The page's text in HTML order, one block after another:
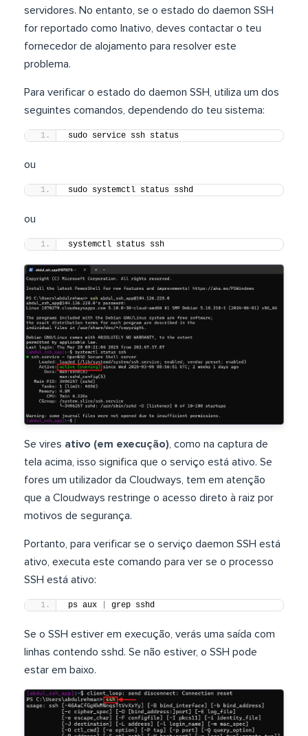
servidores. No entanto, se o estado do daemon SSH
for reportado como Inativo, deves contactar o teu
fornecedor de alojamento para resolver este
problema.
Para verificar o estado do daemon SSH, utiliza um dos
seguintes comandos, dependendo do teu sistema:
sudo service ssh status
ou
sudo systemctl status sshd
ou
systemctl status ssh
Se vires ativo (em execução), como na captura de
tela acima, isso significa que o serviço está ativo. Se
fores um utilizador da Cloudways, tem em atenção
que a Cloudways restringe o acesso direto à raiz por
motivos de segurança.
Portanto, para verificar se o serviço daemon SSH está
ativo, executa este comando para ver se o processo
SSH está ativo:
ps aux grep sshd
Se o SSH estiver em execução, verás uma saída com
linhas contendo sshd. Se não estiver, o SSH pode
estar em baixo.